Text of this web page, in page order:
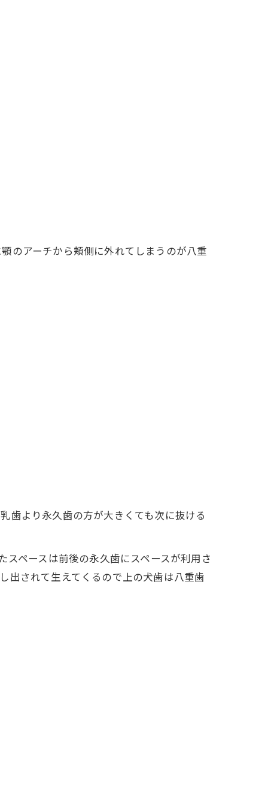
のアーチから頬側に外れてしまうのが八重
歯より永久歯の方が大きくても次に抜ける
ペースは前後の永久歯にスペースが利用さ
出されて生えてくるので上の犬歯は八重歯